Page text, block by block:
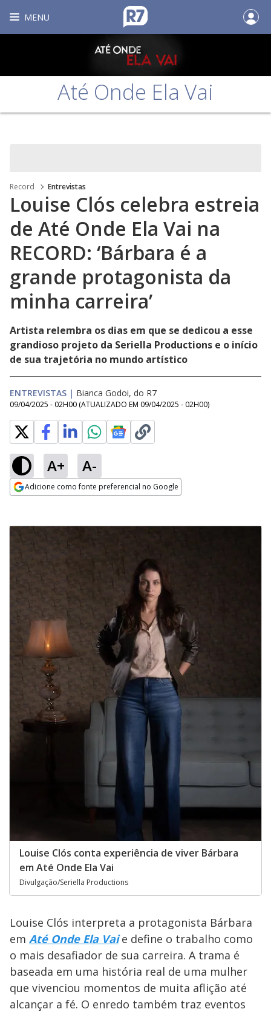
MENU
Até Onde Ela Vai
Record Entrevistas
Louise Clós celebra estreia
de Até Onde Ela Vai na
RECORD: ‘Bárbara é a
grande protagonista da
minha carreira’
Artista relembra os dias em que se dedicou a esse
grandioso projeto da Seriella Productions e o início
de sua trajetória no mundo artístico
ENTREVISTAS | Bianca Godoi, do R7
09/04/2025 - 02H00 (ATUALIZADO EM 09/04/2025 - 02H00)
A+ A-
Adicione como fonte preferencial no Google
Louise Clós conta experiência de viver Bárbara
em Até Onde Ela Vai
Divulgação/Seriella Productions
Louise Clós interpreta a protagonista Bárbara
em Até Onde Ela Vaie define o trabalho como
o mais desafiador de sua carreira. A trama é
baseada em uma história real de uma mulher
que vivenciou momentos de muita aflição até
alcançar a fé. O enredo também traz eventos